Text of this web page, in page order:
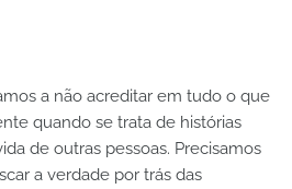
a não acreditar em tudo o que
quando se trata de histórias
de outras pessoas. Precisamos
a verdade por trás das